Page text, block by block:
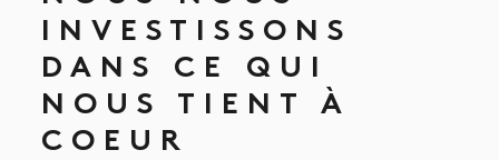
INVESTISSONS
DANS CE QUI
NOUS TIENT À
COEUR